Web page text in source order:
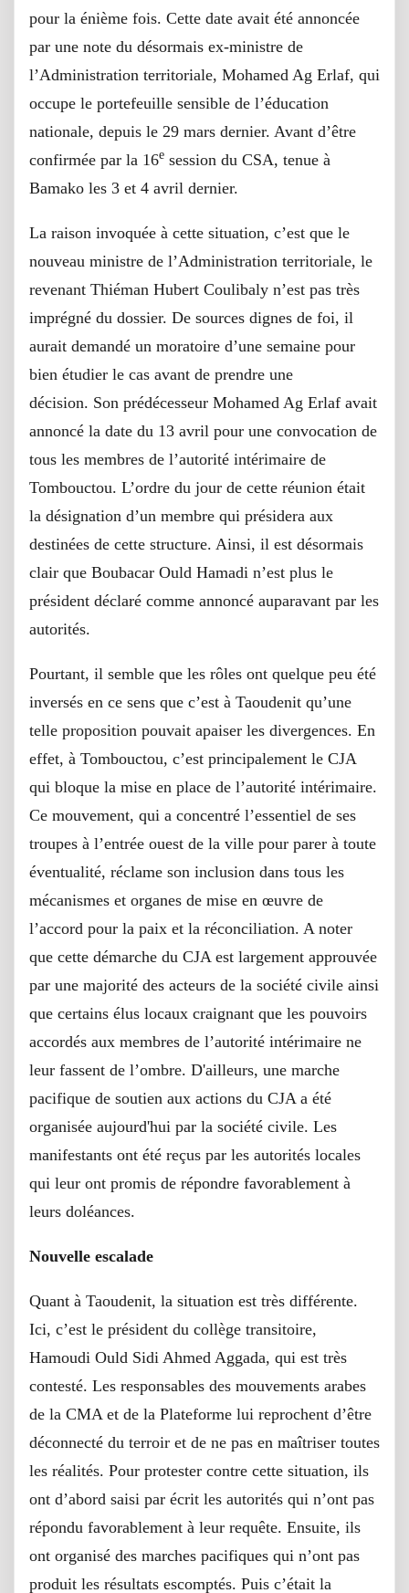
pour la énième fois. Cette date avait été annoncée
par une note du désormais ex-ministre de
l’Administration territoriale, Mohamed Ag Erlaf, qui
occupe le portefeuille sensible de l’éducation
nationale, depuis le 29 mars dernier. Avant d’être
confirmée par la 16e session du CSA, tenue à
Bamako les 3 et 4 avril dernier.
La raison invoquée à cette situation, c’est que le
nouveau ministre de l’Administration territoriale, le
revenant Thiéman Hubert Coulibaly n’est pas très
imprégné du dossier. De sources dignes de foi, il
aurait demandé un moratoire d’une semaine pour
bien étudier le cas avant de prendre une
décision. Son prédécesseur Mohamed Ag Erlaf avait
annoncé la date du 13 avril pour une convocation de
tous les membres de l’autorité intérimaire de
Tombouctou. L’ordre du jour de cette réunion était
la désignation d’un membre qui présidera aux
destinées de cette structure. Ainsi, il est désormais
clair que Boubacar Ould Hamadi n’est plus le
président déclaré comme annoncé auparavant par les
autorités.
Pourtant, il semble que les rôles ont quelque peu été
inversés en ce sens que c’est à Taoudenit qu’une
telle proposition pouvait apaiser les divergences. En
effet, à Tombouctou, c’est principalement le CJA
qui bloque la mise en place de l’autorité intérimaire.
Ce mouvement, qui a concentré l’essentiel de ses
troupes à l’entrée ouest de la ville pour parer à toute
éventualité, réclame son inclusion dans tous les
mécanismes et organes de mise en œuvre de
l’accord pour la paix et la réconciliation. A noter
que cette démarche du CJA est largement approuvée
par une majorité des acteurs de la société civile ainsi
que certains élus locaux craignant que les pouvoirs
accordés aux membres de l’autorité intérimaire ne
leur fassent de l’ombre. D'ailleurs, une marche
pacifique de soutien aux actions du CJA a été
organisée aujourd'hui par la société civile. Les
manifestants ont été reçus par les autorités locales
qui leur ont promis de répondre favorablement à
leurs doléances.
Nouvelle escalade
Quant à Taoudenit, la situation est très différente.
Ici, c’est le président du collège transitoire,
Hamoudi Ould Sidi Ahmed Aggada, qui est très
contesté. Les responsables des mouvements arabes
de la CMA et de la Plateforme lui reprochent d’être
déconnecté du terroir et de ne pas en maîtriser toutes
les réalités. Pour protester contre cette situation, ils
ont d’abord saisi par écrit les autorités qui n’ont pas
répondu favorablement à leur requête. Ensuite, ils
ont organisé des marches pacifiques qui n’ont pas
produit les résultats escomptés. Puis c’était la